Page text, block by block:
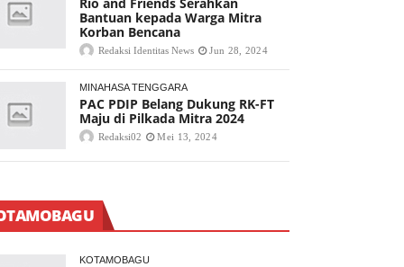
Bantuan kepada Warga Mitra
Korban Bencana
Redaksi Identitas News Jun 28, 2024
MINAHASA TENGGARA
PAC PDIP Belang Dukung RK-FT
Maju di Pilkada Mitra 2024
Redaksi02 Mei 13, 2024
KOTAMOBAGU